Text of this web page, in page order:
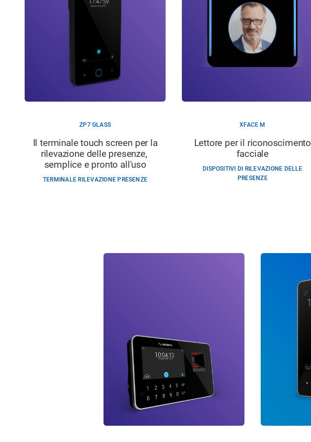
ZP7 GLASS
Il terminale touch screen per la
rilevazione delle presenze,
semplice e pronto all'uso
TERMINALE RILEVAZIONE PRESENZE
XFACE M
Lettore per il riconoscimento
facciale
DISPOSITIVI DI RILEVAZIONE DELLE
PRESENZE